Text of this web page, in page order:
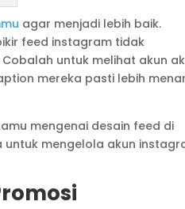
agar menjadi lebih baik.
feed instagram tidak
untuk melihat akun
mereka pasti lebih
mengenai desain feed di
mengelola akun